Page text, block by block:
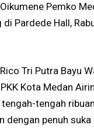
Pemko
di Pardede Hall,
Tri Putra Bayu
Kota Medan
tengah
dengan penuh suka